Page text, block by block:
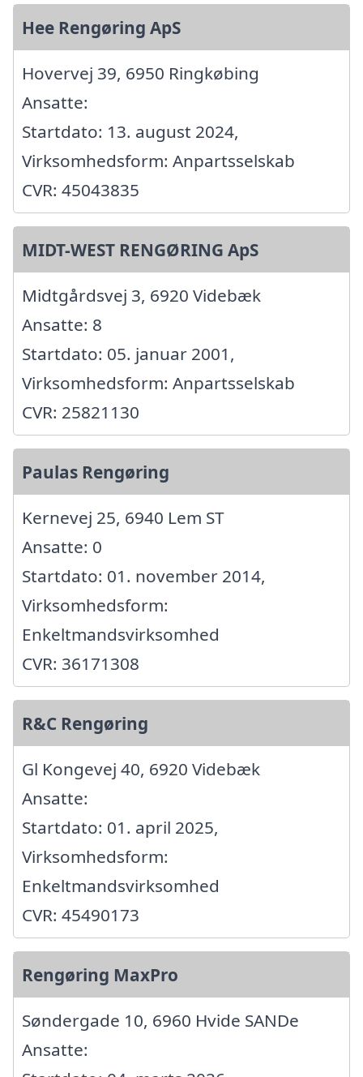
Hee Rengøring ApS
Hovervej 39, 6950 Ringkøbing
Ansatte:
Startdato: 13. august 2024,
Virksomhedsform: Anpartsselskab
CVR: 45043835
MIDT-WEST RENGØRING ApS
Midtgårdsvej 3, 6920 Videbæk
Ansatte: 8
Startdato: 05. januar 2001,
Virksomhedsform: Anpartsselskab
CVR: 25821130
Paulas Rengøring
Kernevej 25, 6940 Lem ST
Ansatte: 0
Startdato: 01. november 2014,
Virksomhedsform:
Enkeltmandsvirksomhed
CVR: 36171308
R&C Rengøring
Gl Kongevej 40, 6920 Videbæk
Ansatte:
Startdato: 01. april 2025,
Virksomhedsform:
Enkeltmandsvirksomhed
CVR: 45490173
Rengøring MaxPro
Søndergade 10, 6960 Hvide SANDe
Ansatte: